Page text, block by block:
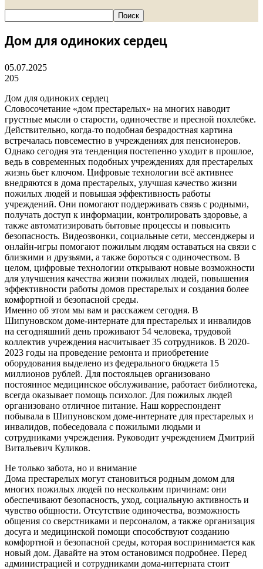
Дом для одиноких сердец
05.07.2025
205
Дом для одиноких сердец
Словосочетание «дом престарелых» на многих наводит
грустные мысли о старости, одиночестве и пресной похлебке.
Действительно, когда-то подобная безрадостная картина
встречалась повсеместно в учреждениях для пенсионеров.
Однако сегодня эта тенденция постепенно уходит в прошлое,
ведь в современных подобных учреждениях для престарелых
жизнь бьет ключом. Цифровые технологии всё активнее
внедряются в дома престарелых, улучшая качество жизни
пожилых людей и повышая эффективность работы
учреждений. Они помогают поддерживать связь с родными,
получать доступ к информации, контролировать здоровье, а
также автоматизировать бытовые процессы и повысить
безопасность. Видеозвонки, социальные сети, мессенджеры и
онлайн-игры помогают пожилым людям оставаться на связи с
близкими и друзьями, а также бороться с одиночеством. В
целом, цифровые технологии открывают новые возможности
для улучшения качества жизни пожилых людей, повышения
эффективности работы домов престарелых и создания более
комфортной и безопасной среды.
Именно об этом мы вам и расскажем сегодня. В
Шипуновском доме-интернате для престарелых и инвалидов
на сегодняшний день проживают 54 человека, трудовой
коллектив учреждения насчитывает 35 сотрудников. В 2020-
2023 годы на проведение ремонта и приобретение
оборудования выделено из федерального бюджета 15
миллионов рублей. Для постояльцев организовано
постоянное медицинское обслуживание, работает библиотека,
всегда оказывает помощь психолог. Для пожилых людей
организовано отличное питание. Наш корреспондент
побывала в Шипуновском доме-интернате для престарелых и
инвалидов, побеседовала с пожилыми людьми и
сотрудниками учреждения. Руководит учреждением Дмитрий
Витальевич Куликов.
Не только забота, но и внимание
Дома престарелых могут становиться родным домом для
многих пожилых людей по нескольким причинам: они
обеспечивают безопасность, уход, социальную активность и
чувство общности. Отсутствие одиночества, возможность
общения со сверстниками и персоналом, а также организация
досуга и медицинской помощи способствуют созданию
комфортной и безопасной среды, которая воспринимается как
новый дом. Давайте на этом остановимся подробнее. Перед
администрацией и сотрудниками дома-интерната стоит